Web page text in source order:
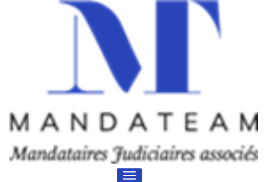
Toggle